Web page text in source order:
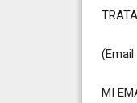
MI